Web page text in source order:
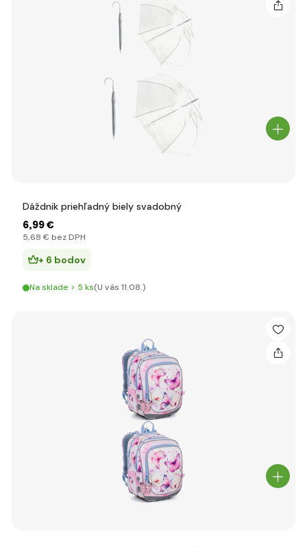
Dáždnik priehľadný biely svadobný
6,99 €
5,68 € bez DPH
+ 6 bodov
Na sklade > 5 ks(U vás 11.08.)